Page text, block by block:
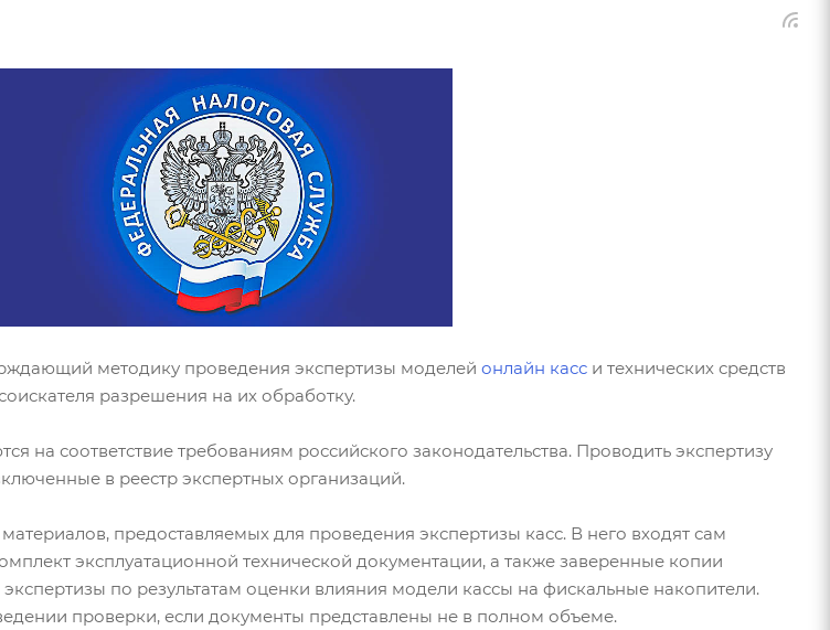
методику проведения экспертизы моделей онлайн касс и технических средств
разрешения на их обработку.
на соответствие требованиям российского законодательства. Проводить экспертизу
в реестр экспертных организаций.
предоставляемых для проведения экспертизы касс. В него входят сам
эксплуатационной технической документации, а также заверенные копии
по результатам оценки влияния модели кассы на фискальные накопители.
проверки, если документы представлены не в полном объеме.